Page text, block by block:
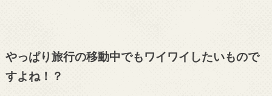
やっぱり旅行の移動中でもワイワイしたいもので
すよね！？